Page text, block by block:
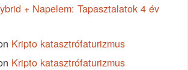
+ Napelem: Tapasztalatok 4 év
Kripto katasztrófaturizmus
Kripto katasztrófaturizmus